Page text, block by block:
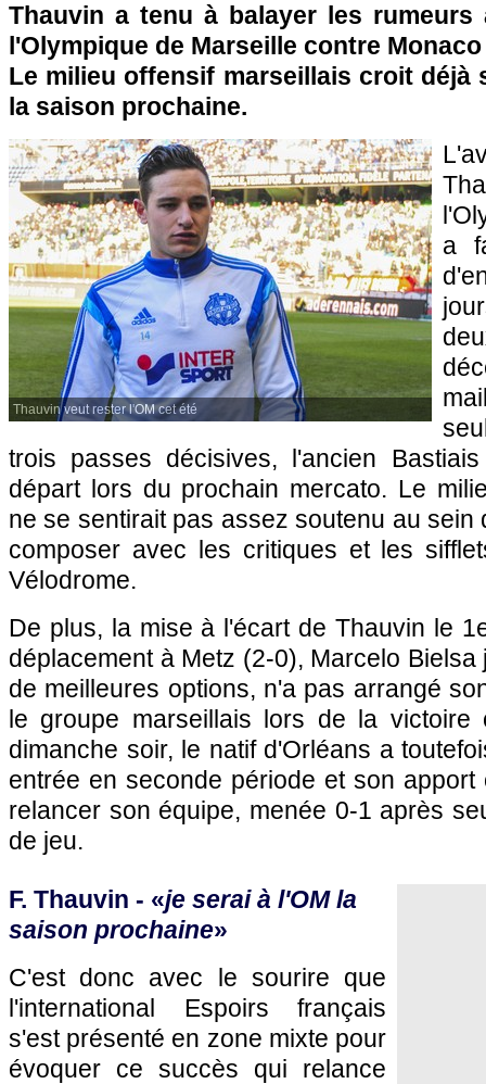
Thauvin a tenu à balayer les
l'Olympique de Marseille contre
Le milieu offensif marseillais croit déjà
la saison prochaine.
Thauvin veut rester l'OM cet été
a
trois passes décisives, l'ancien
départ lors du prochain mercato. Le
ne se sentirait pas assez soutenu au sein
composer avec les critiques et les
Vélodrome.
De plus, la mise à l'écart de Thauvin le
déplacement à Metz (2-0), Marcelo
de meilleures options, n'a pas arrangé
le groupe marseillais lors de la victoire
dimanche soir, le natif d'Orléans a
entrée en seconde période et son
relancer son équipe, menée 0-1 après
de jeu.
F. Thauvin - «je serai à l'OM la
saison prochaine»
C'est donc avec le sourire que
l'international Espoirs français
s'est présenté en zone mixte pour
évoquer ce succès qui relance